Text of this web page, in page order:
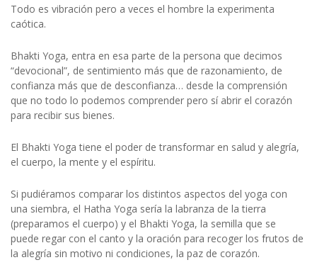
Todo es vibración pero a veces el hombre la experimenta
caótica.
Bhakti Yoga, entra en esa parte de la persona que decimos
“devocional”, de sentimiento más que de razonamiento, de
confianza más que de desconfianza… desde la comprensión
que no todo lo podemos comprender pero sí abrir el corazón
para recibir sus bienes.
El Bhakti Yoga tiene el poder de transformar en salud y alegría,
el cuerpo, la mente y el espíritu.
Si pudiéramos comparar los distintos aspectos del yoga con
una siembra, el Hatha Yoga sería la labranza de la tierra
(preparamos el cuerpo) y el Bhakti Yoga, la semilla que se
puede regar con el canto y la oración para recoger los frutos de
la alegría sin motivo ni condiciones, la paz de corazón.